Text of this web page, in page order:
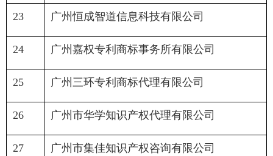
23 广州恒成智道信息科技有限公司
24 广州嘉权专利商标事务所有限公司
25 广州三环专利商标代理有限公司
26 广州市华学知识产权代理有限公司
27 广州市集佳知识产权咨询有限公司